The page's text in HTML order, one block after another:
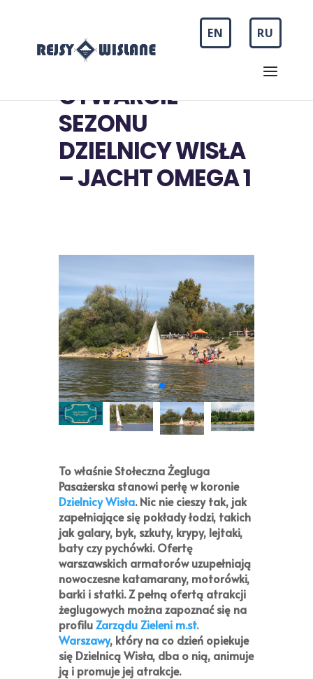
EN RU
OTWARCIE
SEZONU
DZIELNICY WISŁA
– JACHT OMEGA 1
To właśnieStołeczna Żegluga
Pasażerska stanowi perłę w koronie
Dzielnicy Wisła. Nic nie cieszy tak, jak
zapełniające się pokłady łodzi, takich
jak galary, byk, szkuty, krypy, lejtaki,
baty czy pychówki. Ofertę
warszawskich armatorów uzupełniają
nowoczesne katamarany, motorówki,
barki i statki. Z pełną ofertą atrakcji
żeglugowych można zapoznać się na
profiluZarządu Zieleni m.st.
Warszawy, który na co dzień opiekuje
się Dzielnicą Wisła, dba o nią, animuje
ją i promuje jej atrakcje.